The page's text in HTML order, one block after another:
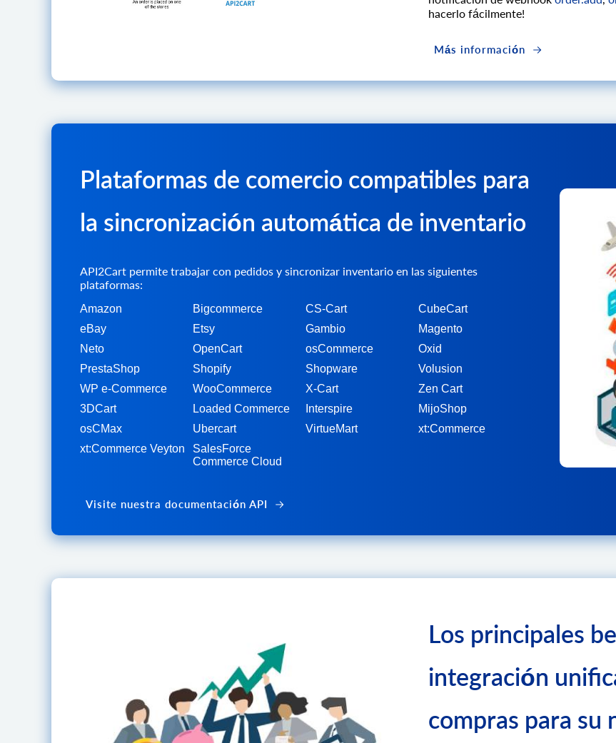
hacerlo fácilmente!
Más información
Plataformas de comercio compatibles para
la sincronización automática de inventario
API2Cart permite trabajar con pedidos y sincronizar inventario en las siguientes
plataformas:
Amazon Bigcommerce CS-Cart
CubeCart
eBay
Etsy Gambio
Magento
Neto
OpenCart osCommerce
Oxid
PrestaShop
Shopify Shopware
Volusion
WP e-Commerce
WooCommerce X-Cart
Zen Cart
3DCart
Loaded Commerce Interspire
MijoShop
osCMax
Ubercart VirtueMart
xt:Commerce
xt:Commerce Veyton
SalesForce
Commerce Cloud
Visite nuestra documentación API
Los principales
integración
compras para su